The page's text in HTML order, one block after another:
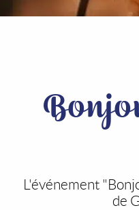
L'événement
de